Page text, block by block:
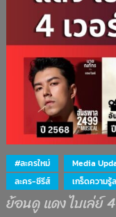
#ละครใหม่ Media
ละคร-ซีรีส์
เกร็ดความรู้
ย้อนดู แดง ไบเล่ย์